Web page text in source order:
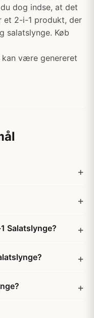
dog indse, at det
et 2-i-1 produkt, der
salatslynge. Køb
kan være genereret
Salatslynge?